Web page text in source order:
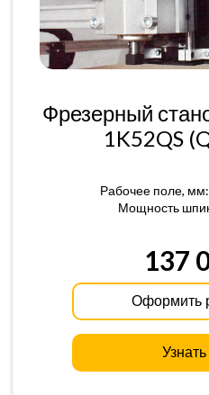
Фрезерный
1K52QS
Рабочее поле,
Мощность
137
Оформить